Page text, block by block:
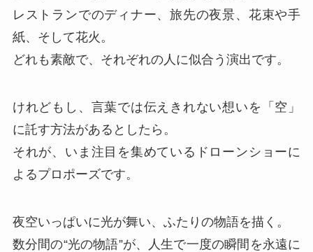
レストランでのディナー、旅先の夜景、花束や手
紙、そして花火。
どれも素敵で、それぞれの人に似合う演出です。
けれどもし、言葉では伝えきれない想いを「空」
に託す方法があるとしたら。
それが、いま注目を集めているドローンショーに
よるプロポーズです。
夜空いっぱいに光が舞い、ふたりの物語を描く。
数分間の“光の物語”が、人生で一度の瞬間を永遠に